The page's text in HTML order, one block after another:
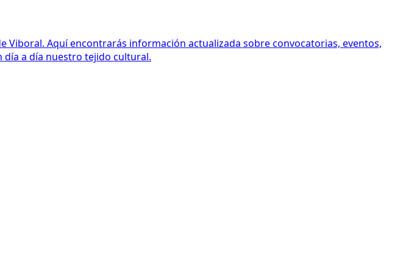
Aquí encontrarás información actualizada sobre convocatorias, eventos,
a día nuestro tejido cultural.